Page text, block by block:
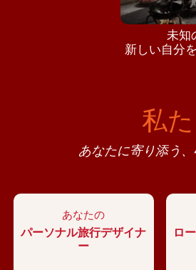
未知
新しい自分
私
あなたに寄り添う
あなたの
パーソナル旅行デザイナ
ー
ロ